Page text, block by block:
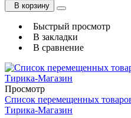
В корзину
Быстрый просмотр
В закладки
В сравнение
Просмотр
Список перемещенных
Тирика-Магазин